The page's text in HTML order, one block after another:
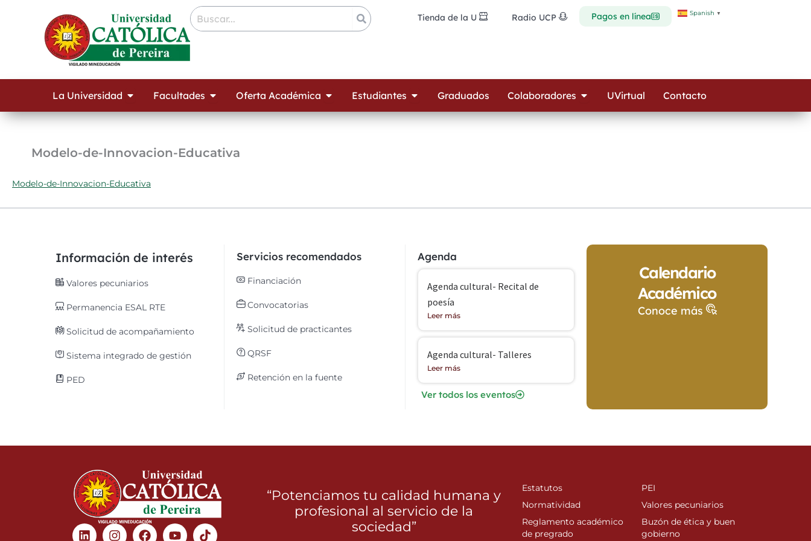
Tienda de la U Radio UCP Pagos en línea Spanish ▼
La Universidad Open La Universidad
Facultades Open Facultades
Oferta Académica Open Oferta Académica
Estudiantes Open Estudiantes
Graduados Colaboradores Open Colaboradores
UVirtual Contacto
Modelo-de-Innovacion-Educativa
Modelo-de-Innovacion-Educativa
Información de interés
Valores pecuniarios
Permanencia ESAL RTE
Solicitud de acompañamiento
Sistema integrado de gestión
PED
Servicios recomendados
Financiación
Convocatorias
Solicitud de practicantes
QRSF
Retención en la fuente
Agenda
Agenda cultural- Recital de
poesía
Leer más
Agenda cultural- Talleres
Leer más
Ver todos los eventos
Calendario
Académico
Conoce más
LinkedinInstagram
Facebook
Youtube
“Potenciamos tu calidad humana y
profesional al servicio de la
sociedad”
Estatutos
Normatividad
Reglamento académico
de pregrado
PEI
Valores pecuniarios
Buzón de ética y buen
gobierno